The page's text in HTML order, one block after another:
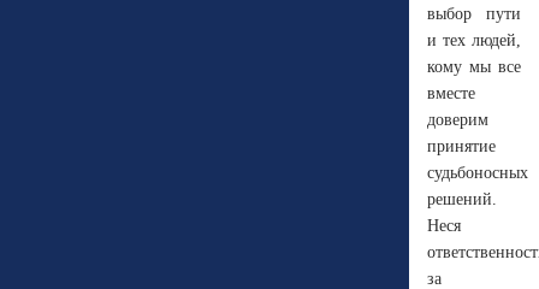
выбор пути
и тех людей,
кому мы все
вместе
доверим
принятие
судьбоносных
решений.
Неся
за